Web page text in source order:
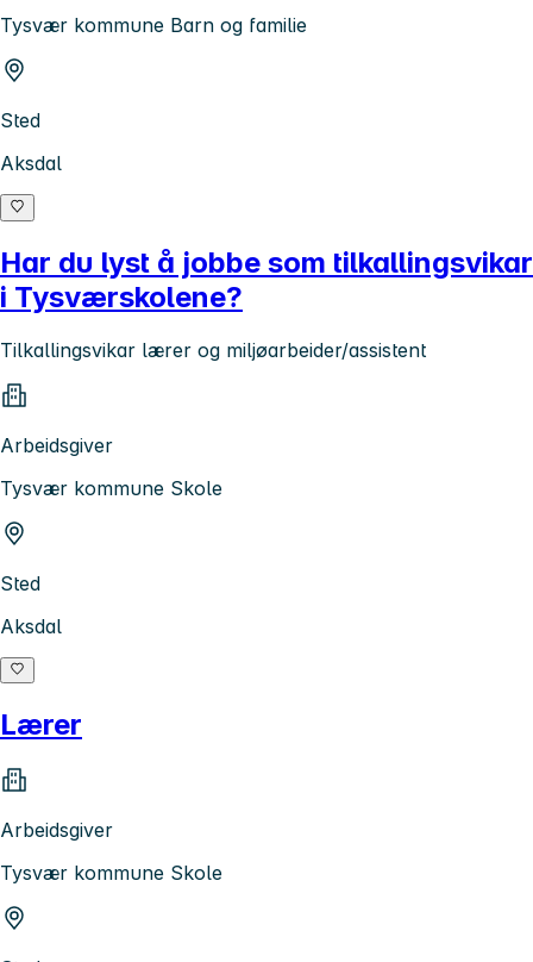
Tysvær kommune Barn og familie
Sted
Aksdal
Har du lyst å jobbe som tilkallingsvikar
i Tysværskolene?
Tilkallingsvikar lærer og miljøarbeider/assistent
Arbeidsgiver
Tysvær kommune Skole
Sted
Aksdal
Lærer
Arbeidsgiver
Tysvær kommune Skole